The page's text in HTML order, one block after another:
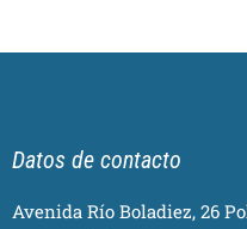
Datos de contacto
Avenida Río Boladiez, 26